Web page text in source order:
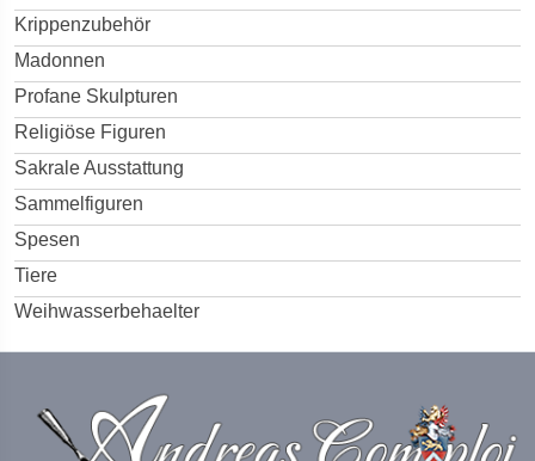
Krippenzubehör
Madonnen
Profane Skulpturen
Religiöse Figuren
Sakrale Ausstattung
Sammelfiguren
Spesen
Tiere
Weihwasserbehaelter